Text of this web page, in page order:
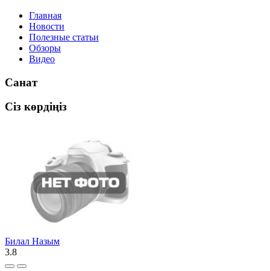
Главная
Новости
Полезные статьи
Обзоры
Видео
Санат
Сіз көрдіңіз
Билал Назым
3.8